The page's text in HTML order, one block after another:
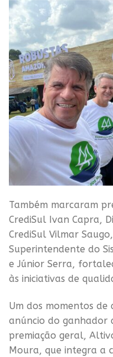
Também marcaram
CrediSul Ivan Capra,
CrediSul Vilmar
Superintendente do
e Júnior Serra,
às iniciativas de
Um dos momentos
anúncio do ganhador
premiação geral,
Moura, que integra a